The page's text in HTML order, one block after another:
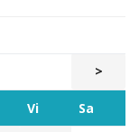
>
Vi Sa